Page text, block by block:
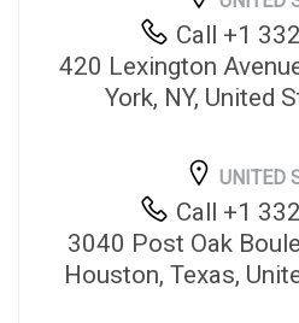
Call +1
420 Lexington
York, NY, United
UNITED
Call +1
3040 Post Oak
Houston, Texas,